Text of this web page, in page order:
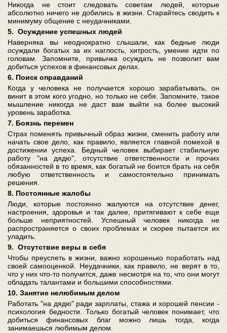
Никогда не стоит следовать советам людей, которые
абсолютно ничего не добились в жизни. Старайтесь сводить к
минимуму общение с неудачниками.
5. Осуждение успешных людей
Наверняка вы неоднократно слышали, как бедные люди
осуждали богатых за их наглость, хитрость, умение идти по
головам. Запомните, привычка осуждать не позволит вам
добиться успехов в финансовых делах.
6. Поиск оправданий
Когда у человека не получается хорошо зарабатывать, он
винит в этом кого угодно, но только не себя. Запомните, такое
мышление никогда не даст вам выйти на более высокий
уровень заработка.
7. Боязнь перемен
Страх поменять привычный образ жизни, сменить работу или
начать свое дело, как правило, является главной помехой в
достижении успеха. Бедный человек выбирает стабильную
работу "на дядю", отсутствие ответственности и прочих
обязанностей в то время, как богатый не боится брать на себя
любую ответственность и самостоятельно принимать
решения.
8. Постоянные жалобы
Люди, которые постоянно жалуются на отсутствие денег,
настроения, здоровья и так далее, притягивают к себе еще
больше неприятностей. Успешный человек никогда не
распространяется о своих проблемах и скорее пытается их
уладить.
9. Отсутствие веры в себя
Чтобы преуспеть в жизни, важно хорошенько поработать над
своей самооценкой. Неудачники, как правило, не верят в то,
что у них что-то получится, даже несмотря на то, что они могут
обладать талантами и большими способностями.
10. Занятие нелюбимым делом
Работать "на дядю" ради зарплаты, стажа и хорошей пенсии -
психология бедности. Только богатый человек понимает, что
добиться финансовых благ можно лишь тогда, когда
занимаешься любимым делом.